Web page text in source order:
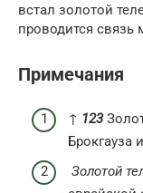
встал золотой
проводится
Примечания
↑ 123
Брокгауза
Золотой